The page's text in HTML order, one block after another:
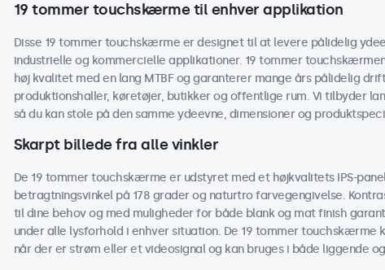
19 tommer touchskærme til enhver applikation
Disse 19 tommer touchskærme er designet til at levere pålidelig
industrielle og kommercielle applikationer. 19 tommer
høj kvalitet med en lang MTBF og garanterer mange års pålidelig
produktionshaller, køretøjer, butikker og offentlige rum. Vi tilbyder
så du kan stole på den samme ydeevne, dimensioner og
Skarpt billede fra alle vinkler
De 19 tommer touchskærme er udstyret med et højkvalitets IPS-
betragtningsvinkel på 178 grader og naturtro farvegengivelse.
til dine behov og med muligheder for både blank og mat finish
under alle lysforhold i enhver situation. De 19 tommer
når der er strøm eller et videosignal og kan bruges i både liggende